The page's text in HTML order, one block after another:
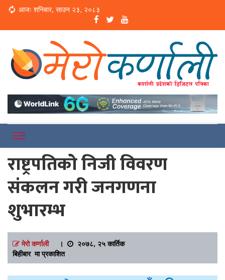
Loading...
आजः शनिबार, साउन २३, २०८३
Merokarnali
राष्ट्रपतिको निजी विवरण
संकलन गरी जनगणना
शुभारम्भ
मेरो कर्णाली।
२०७८, २५ कार्तिक
बिहीबार मा प्रकाशित